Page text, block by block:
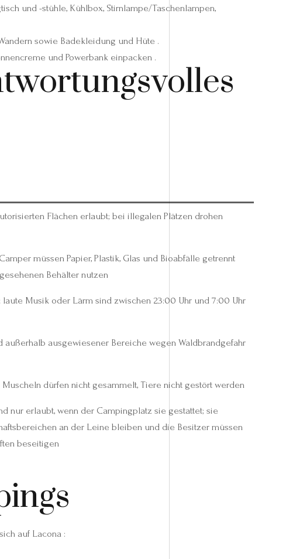
und -stühle, Kühlbox, Stirnlampe/Taschenlampen,
sowie Badekleidung und Hüte .
und Powerbank einpacken .
Flächen erlaubt; bei illegalen Plätzen drohen
müssen Papier, Plastik, Glas und Bioabfälle getrennt
Behälter nutzen
laute Musik oder Lärm sind zwischen 23:00 Uhr und 7:00 Uhr
außerhalb ausgewiesener Bereiche wegen Waldbrandgefahr
Muscheln dürfen nicht gesammelt, Tiere nicht gestört werden
nur erlaubt, wenn der Campingplatz sie gestattet; sie
an der Leine bleiben und die Besitzer müssen
beseitigen
auf Lacona :